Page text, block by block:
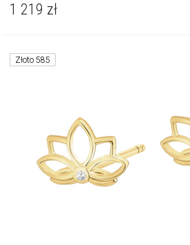
1 219 zł
Złoto 585